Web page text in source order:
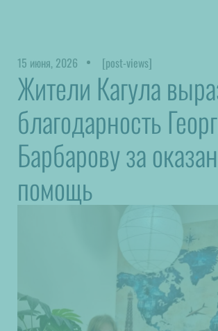
15 июня, 2026 [post-views]
Жители Кагула
благодарность
Барбарову за
помощь